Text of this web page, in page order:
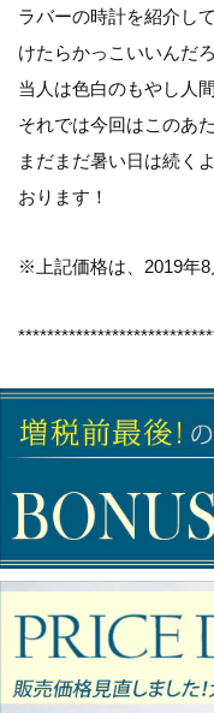
ラバーの時計を紹介し
けたらかっこいいんだ
当人は色白のもやし人
それでは今回はこのあ
まだまだ暑い日は続く
おります！
※上記価格は、2019年8